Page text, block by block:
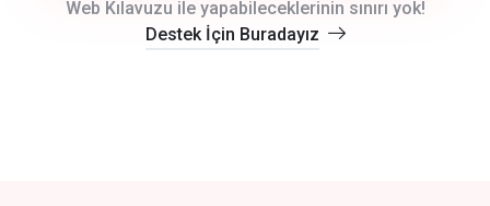
Web Kılavuzu ile yapabileceklerinin sınırı yok!
Destek İçin Buradayız